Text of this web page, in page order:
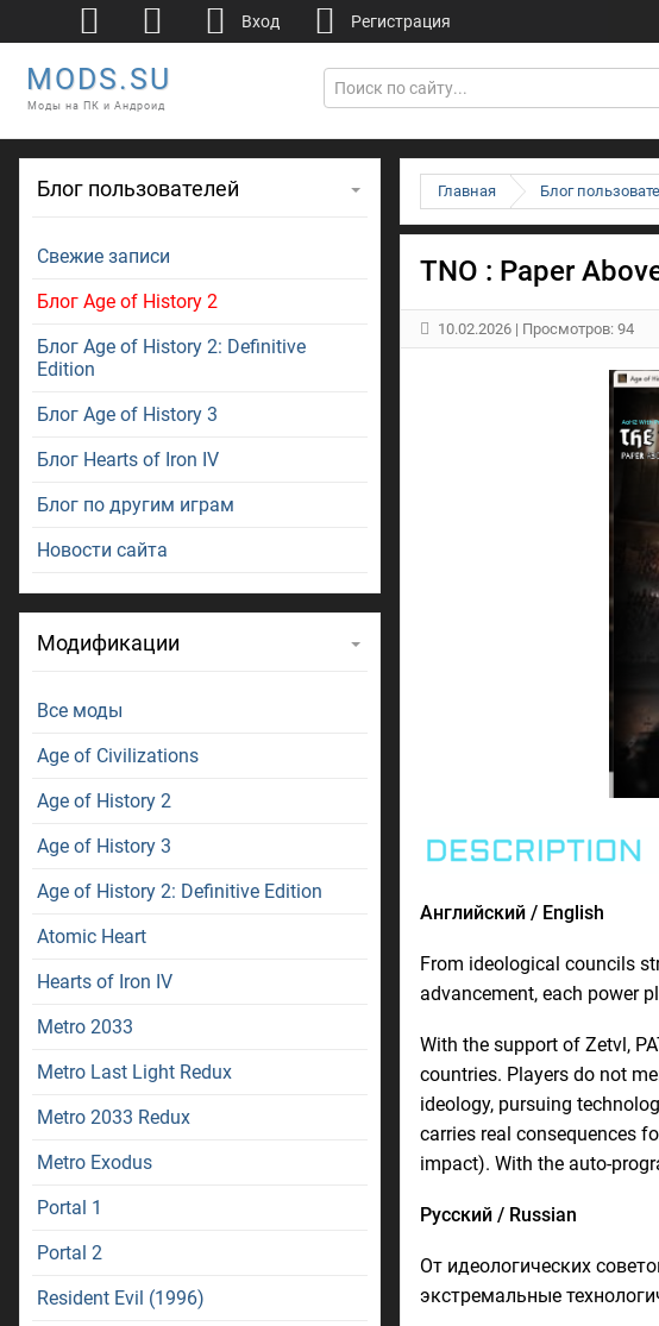
MODS.SU
Моды на ПК и Андроид
Главная Блог
TNO : Paper
10.02.2026 | Просмотров: 94
Английский / English
From ideological councils
advancement, each power
With the support of Zetvl,
countries. Players do not
ideology, pursuing
carries real consequences
impact). With the auto-
Русский / Russian
От идеологических
экстремальные
Блог пользователей
Свежие записи
Блог Age of History 2
Блог Age of History 2: Definitive
Edition
Блог Age of History 3
Блог Hearts of Iron IV
Блог по другим играм
Новости сайта
Модификации
Все моды
Age of Civilizations
Age of History 2
Age of History 3
Age of History 2: Definitive Edition
Atomic Heart
Hearts of Iron IV
Metro 2033
Metro Last Light Redux
Metro 2033 Redux
Metro Exodus
Portal 1
Portal 2
Resident Evil (1996)
Вход Регистрация